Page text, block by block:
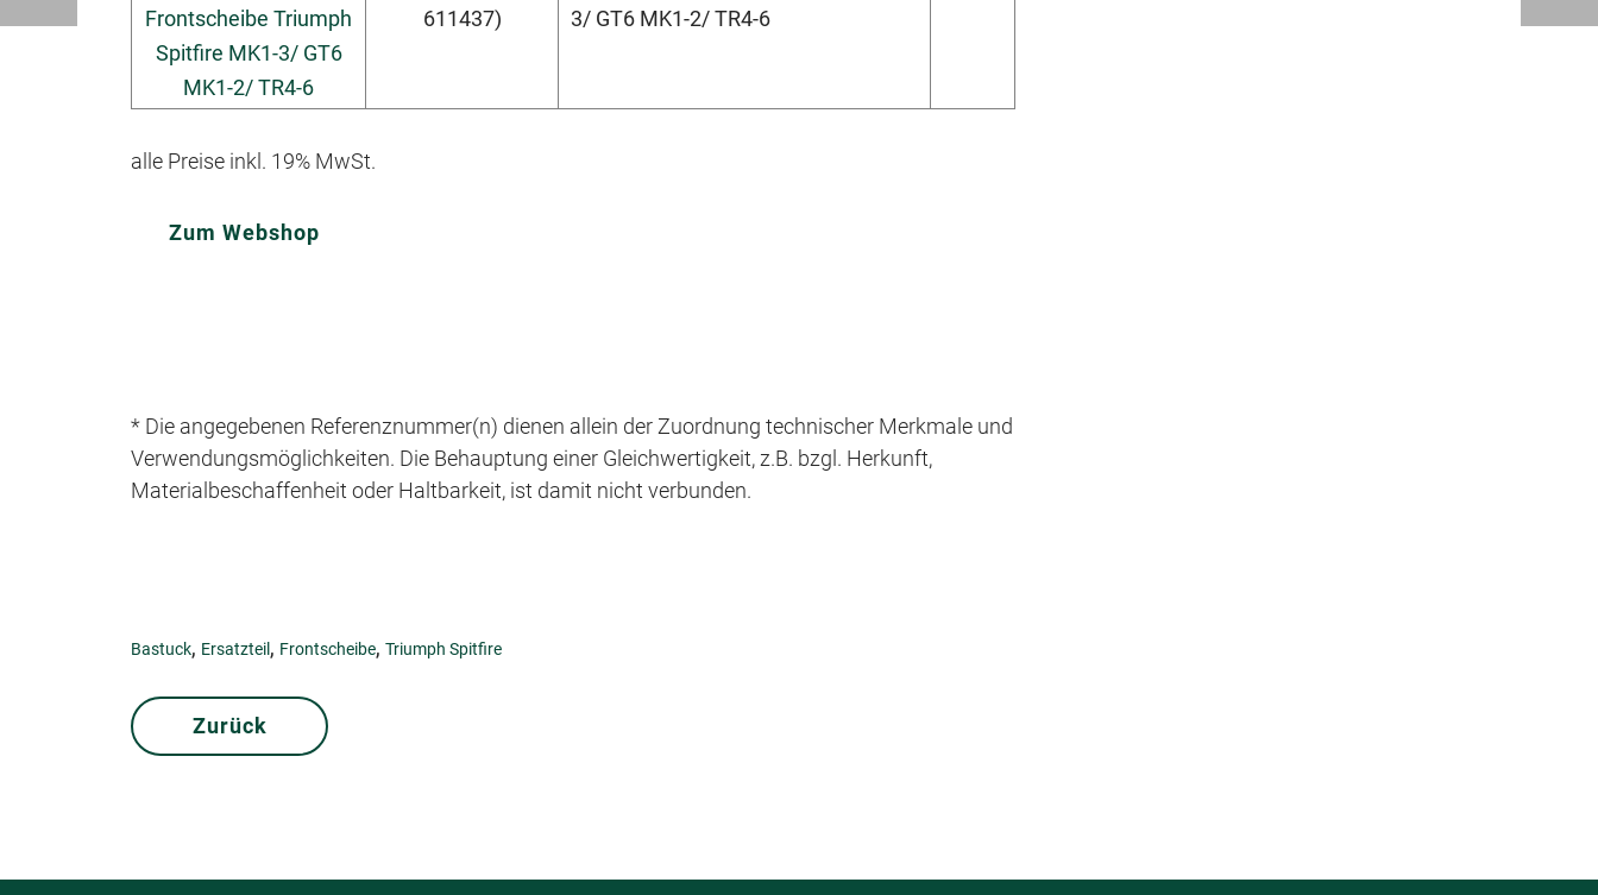
611437)
3/ GT6 MK1-2/ TR4-6
alle Preise inkl. 19% MwSt.
Zum Webshop
* Die angegebenen Referenznummer(n) dienen allein der Zuordnung technischer Merkmale und
Verwendungsmöglichkeiten. Die Behauptung einer Gleichwertigkeit, z.B. bzgl. Herkunft,
Materialbeschaffenheit oder Haltbarkeit, ist damit nicht verbunden.
Bastuck, Ersatzteil , Frontscheibe, Triumph Spitfire
Zurück